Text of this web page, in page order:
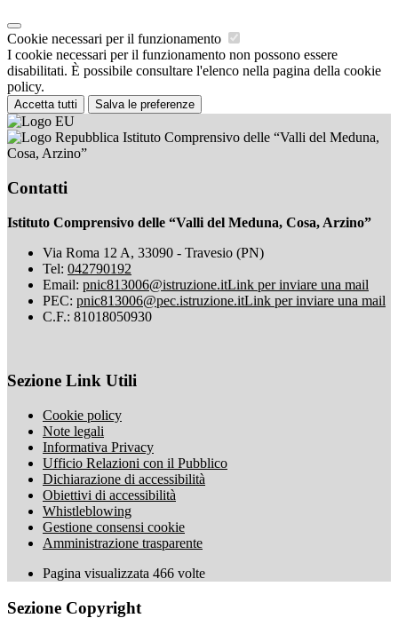
Cookie necessari per il funzionamento
I cookie necessari per il funzionamento non possono essere
disabilitati. È possibile consultare l'elenco nella pagina della cookie
policy.
Accetta tutti Salva le preferenze
Istituto Comprensivo delle “Valli del Meduna,
Cosa, Arzino”
Contatti
Istituto Comprensivo delle “Valli del Meduna, Cosa, Arzino”
Via Roma 12 A, 33090 - Travesio (PN)
Tel: 042790192
Email: pnic813006@istruzione.itLink per inviare una mail
PEC: pnic813006@pec.istruzione.itLink per inviare una mail
C.F.: 81018050930
Sezione Link Utili
Cookie policy
Note legali
Informativa Privacy
Ufficio Relazioni con il Pubblico
Dichiarazione di accessibilità
Obiettivi di accessibilità
Whistleblowing
Gestione consensi cookie
Amministrazione trasparente
Pagina visualizzata 466 volte
Sezione Copyright